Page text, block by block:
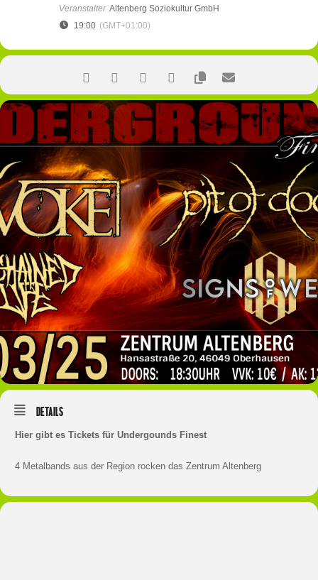
Veranstalter Altenberg Soziokultur GmbH
19:00 (GMT+01:00)
Details
Hier gibt es Tickets für Undergounds Finest
4 Metalbands aus der Region rocken das Zentrum Altenberg